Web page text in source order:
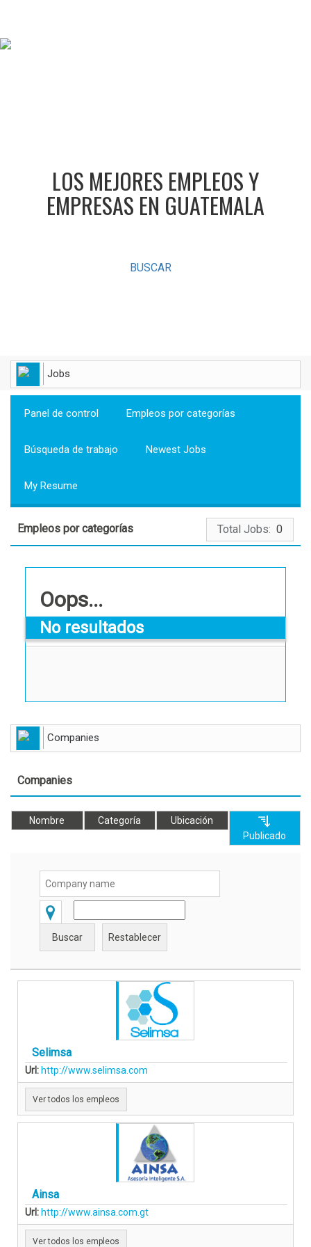
LOS MEJORES EMPLEOS Y
EMPRESAS EN GUATEMALA
BUSCAR
Jobs
Panel de control Empleos por categorías
Búsqueda de trabajo Newest Jobs
My Resume
Empleos por categorías Total Jobs: 0
Oops...
No resultados
Companies
Companies
Nombre Categoría
Ubicación
Publicado
Selimsa
Url: http://www.selimsa.com
Ver todos los empleos
Ainsa
Url: http://www.ainsa.com.gt
Ver todos los empleos